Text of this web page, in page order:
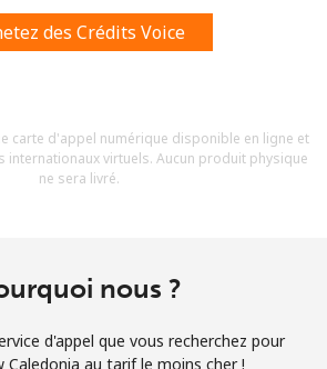
sur ce site, j'accepte les présentes
Bonjour!
des Crédits Voice
carte d'appel numérique disponible en ligne et
internationaux virtuels. Aucun produit physique
ne sera livré.
nous ?
d'appel que vous recherchez pour
Caledonia au tarif le moins cher !